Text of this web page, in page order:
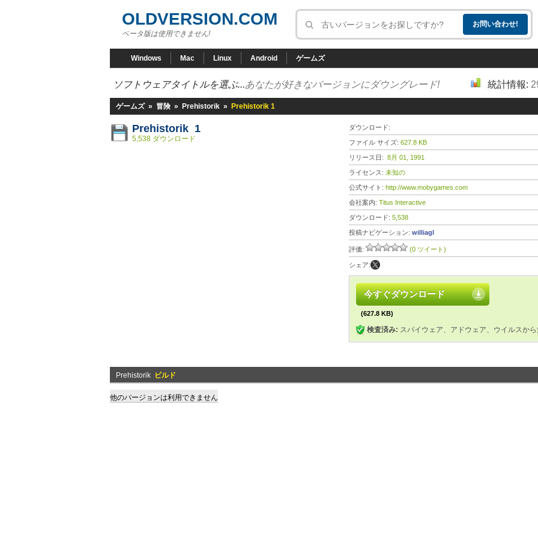
OLDVERSION.COM
ベータ版は使用できません!
Windows Mac Linux Android ゲームズ
ソフトウェアタイトルを選ぶ...あなたが好きなバージョンにダウングレード! 統計情報:
ゲームズ » 冒険 » Prehistorik » Prehistorik 1
Prehistorik 1
5,538 ダウンロード
ダウンロード:
ファイル サイズ: 627.8 KB
リリース日: 8月 01, 1991
ライセンス: 未知の
公式サイト: http://www.mobygames.com
会社案内: Titus Interactive
ダウンロード: 5,538
投稿ナビゲーション: williagl
評価: (0 ツイート)
シェア:
今すぐダウンロード
(627.8 KB)
検査済み: スパイウェア、アドウェア、ウイルスか
Prehistorik ビルド
他のバージョンは利用できません